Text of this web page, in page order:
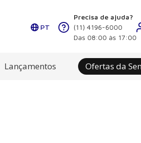
PT
Precisa de ajuda?
(11) 4196-6000
Das 08:00 às 17:00
Lançamentos Ofertas da